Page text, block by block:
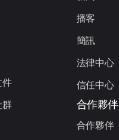
件
群
播客
簡訊
法律中心
信任中心
合作夥伴
合作夥伴